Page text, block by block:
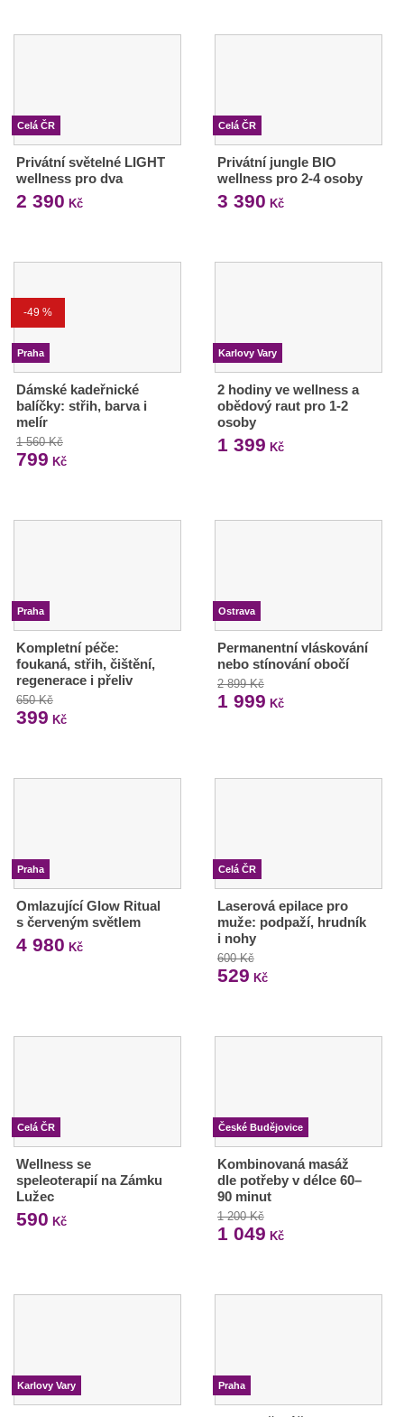
Celá ČR
Privátní světelné LIGHT
wellness pro dva
2 390 Kč
Celá ČR
Privátní jungle BIO
wellness pro 2-4 osoby
3 390 Kč
-49 %
Praha
Dámské kadeřnické
balíčky: střih, barva i
melír
1 560 Kč
799 Kč
Karlovy Vary
2 hodiny ve wellness a
obědový raut pro 1-2
osoby
1 399 Kč
Praha
Kompletní péče:
foukaná, střih, čištění,
regenerace i přeliv
650 Kč
399 Kč
Ostrava
Permanentní vláskování
nebo stínování obočí
2 899 Kč
1 999 Kč
Praha
Omlazující Glow Ritual
s červeným světlem
4 980 Kč
Celá ČR
Laserová epilace pro
muže: podpaží, hrudník
i nohy
600 Kč
529 Kč
Celá ČR
Wellness se
speleoterapií na Zámku
Lužec
590 Kč
České Budějovice
Kombinovaná masáž
dle potřeby v délce 60–
90 minut
1 200 Kč
1 049 Kč
Karlovy Vary Praha